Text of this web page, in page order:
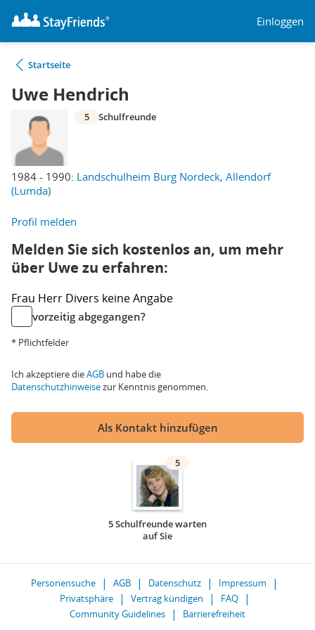
Einloggen
Startseite
Uwe Hendrich
1984 - 1990: Landschulheim Burg Nordeck, Allendorf
(Lumda)
5 Schulfreunde
Profil melden
Melden Sie sich kostenlos an, um mehr
über Uwe zu erfahren:
Frau Herr Divers keine Angabe
vorzeitig abgegangen?
* Pflichtfelder
Ich akzeptiere dieAGB und habe die
Datenschutzhinweisezur Kenntnis genommen.
Als Kontakt hinzufügen
5
5 Schulfreunde warten
auf Sie
Personensuche AGB Datenschutz
Impressum
Privatsphäre
Vertrag kündigen
FAQ
Community Guidelines
Barrierefreiheit